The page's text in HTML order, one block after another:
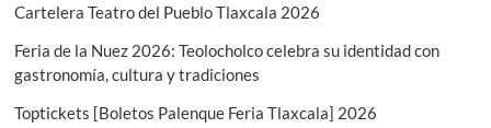
Cartelera Teatro del Pueblo Tlaxcala 2026
Feria de la Nuez 2026: Teolocholco celebra su identidad con
gastronomía, cultura y tradiciones
Toptickets [Boletos Palenque Feria Tlaxcala] 2026